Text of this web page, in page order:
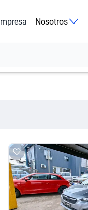
Nosotros